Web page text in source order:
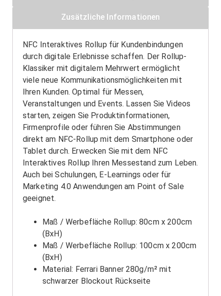
Zusätzliche Informationen
NFC Interaktives Rollup für Kundenbindungen
durch digitale Erlebnisse schaffen. Der Rollup-
Klassiker mit digitalem Mehrwert ermöglicht
viele neue Kommunikationsmöglichkeiten mit
Ihren Kunden. Optimal für Messen,
Veranstaltungen und Events. Lassen Sie Videos
starten, zeigen Sie Produktinformationen,
Firmenprofile oder führen Sie Abstimmungen
direkt am NFC-Rollup mit dem Smartphone oder
Tablet durch. Erwecken Sie mit dem NFC
Interaktives Rollup Ihren Messestand zum Leben.
Auch bei Schulungen, E-Learnings oder für
Marketing 4.0 Anwendungen am Point of Sale
geeignet.
Maß / Werbefläche Rollup: 80cm x 200cm
(BxH)
Maß / Werbefläche Rollup: 100cm x 200cm
(BxH)
Material: Ferrari Banner 280g/m² mit
schwarzer Blockout Rückseite